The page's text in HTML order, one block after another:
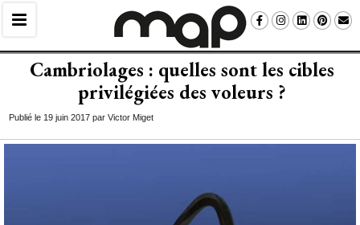
Cambriolages : quelles sont les cibles
privilégiées des voleurs ?
Publié le 19 juin 2017 par Victor Miget